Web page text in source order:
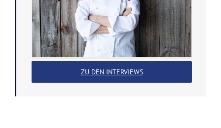
ZU DEN INTERVIEWS